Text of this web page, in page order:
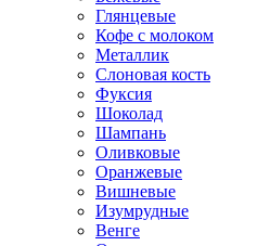
Глянцевые
Кофе с молоком
Металлик
Слоновая кость
Фуксия
Шоколад
Шампань
Оливковые
Оранжевые
Вишневые
Изумрудные
Венге